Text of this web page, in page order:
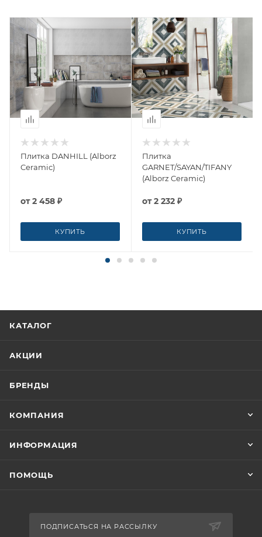
Плитка DANHILL (Alborz
Ceramic)
от2 458 ₽
КУПИТЬ
Плитка
GARNET/SAYAN/TIFANY
(Alborz Ceramic)
от2 232 ₽
КУПИТЬ
КАТАЛОГ
АКЦИИ
БРЕНДЫ
КОМПАНИЯ
ИНФОРМАЦИЯ
ПОМОЩЬ
ПОДПИСАТЬСЯ НА РАССЫЛКУ